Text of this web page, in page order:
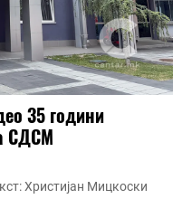
35 години
СДСМ
Христијан Мицкоски